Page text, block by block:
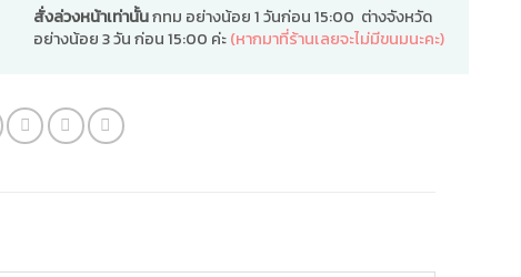
สั่งล่วงหน้าเท่านั้นกทม อย่างน้อย 1 วันก่อน 15:00 ต่างจังหวัด
อย่างน้อย 3 วัน ก่อน 15:00 ค่ะ(หากมาที่ร้านเลยจะไม่มีขนมนะคะ)